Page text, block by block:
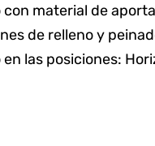
material de
de relleno y
las posiciones: